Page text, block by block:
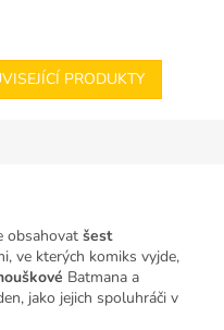
PRODUKTY
obsahovat šest
ve kterých komiks vyjde,
Batmana a
jako jejich spoluhráči v